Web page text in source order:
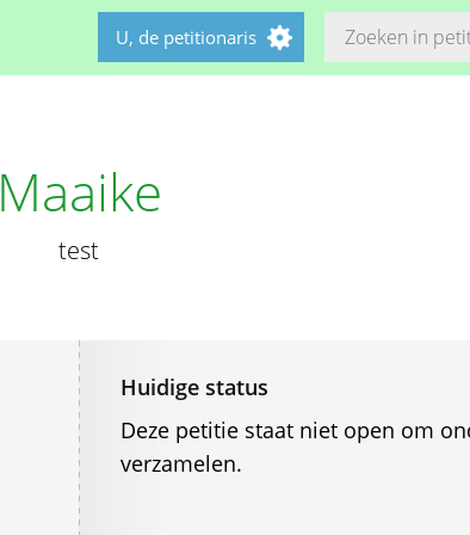
U, de petitionaris
Maaike
test
Huidige status
Deze petitie staat niet open om
verzamelen.